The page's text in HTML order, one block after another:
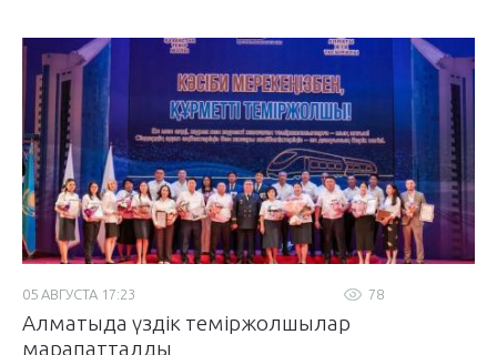
78
05 АВГУСТА 17:23
Алматыда үздік теміржолшылар
марапатталды